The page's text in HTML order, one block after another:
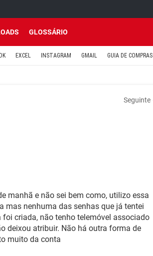
GLOSSÁRIO
EXCEL INSTAGRAM GMAIL GUIA DE COMPRAS
Seguinte
manhã e não sei bem como, utilizo essa
mas nenhuma das senhas que já tentei
criada, não tenho telemóvel associado
deixou atribuir. Não há outra forma de
muito da conta